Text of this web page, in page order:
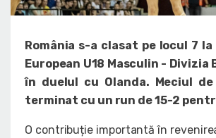
România s-a clasat pe locul 7
European U18 Masculin - Divizia
în duelul cu Olanda. Meciul
terminat cu un run de 15-2
O contribuție importantă în